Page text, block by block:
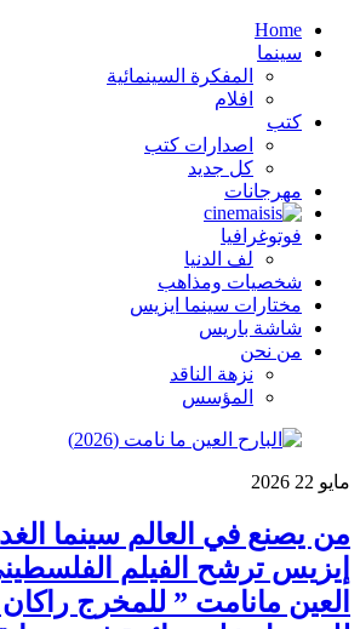
Home
سينما
المفكرة السينمائية
افلام
كتب
اصدارات كتب
كل جديد
مهرجانات
فوتوغرافيا
لف الدنيا
شخصيات ومذاهب
مختارات سينما ايزيس
شاشة باريس
من نحن
نزهة الناقد
المؤسس
مايو 22
2026
من يصنع في العالم سينما
إيزيس ترشح الفيلم
العين مانامت ” للمخرج